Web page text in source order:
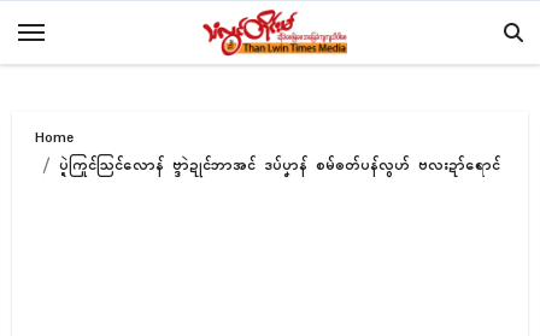
Home
ပ္ဍဲကြုၚ်သြၚ်လောန် ဗ္ဒာဲဍုၚ်ဘာအၚ် ဒပ်ပၞာန် စမ်ၜတ်ပန်လွဟ် ဗလးဍာ်ရောၚ်